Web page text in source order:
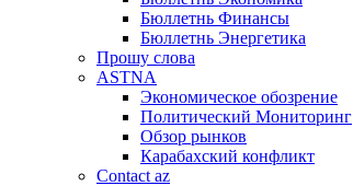
Бюллетнь Финансы
Бюллетнь Энергетика
Прошу слова
ASTNA
Экономическое обозрение
Политический Мониторинг
Обзор рынков
Карабахский конфликт
Contact az